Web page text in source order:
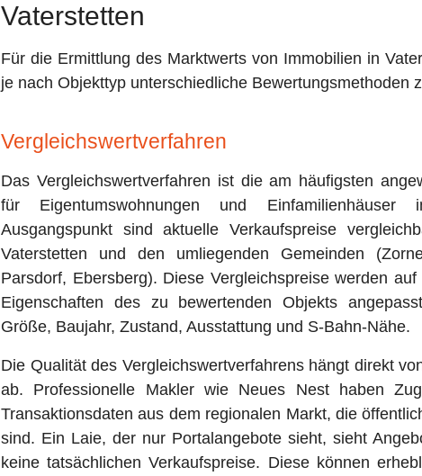
Vaterstetten
Für die Ermittlung des Marktwerts von Immobilien in
je nach Objekttyp unterschiedliche Bewertungsmethoden
Vergleichswertverfahren
Das Vergleichswertverfahren ist die am häufigsten
für Eigentumswohnungen und Einfamilienhäuser
Ausgangspunkt sind aktuelle Verkaufspreise
Vaterstetten und den umliegenden Gemeinden
Parsdorf, Ebersberg). Diese Vergleichspreise werden
Eigenschaften des zu bewertenden Objekts
Größe, Baujahr, Zustand, Ausstattung und S-Bahn-Nähe.
Die Qualität des Vergleichswertverfahrens hängt direkt
ab. Professionelle Makler wie Neues Nest haben
Transaktionsdaten aus dem regionalen Markt, die
sind. Ein Laie, der nur Portalangebote sieht, sieht
keine tatsächlichen Verkaufspreise. Diese können